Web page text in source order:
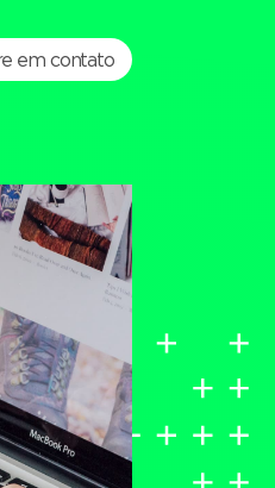
em contato